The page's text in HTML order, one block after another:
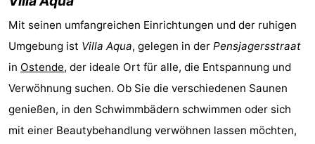
Schwimmbader
-
Wandern
-
Mit seinen umfangreichen Einrichtungen und der ruhigen
Umgebung ist Villa Aqua, gelegen in der Pensjagersstraat
in Ostende, der ideale Ort für alle, die Entspannung und
Verwöhnung suchen. Ob Sie die verschiedenen Saunen
genießen, in den Schwimmbädern schwimmen oder sich
mit einer Beautybehandlung verwöhnen lassen möchten,